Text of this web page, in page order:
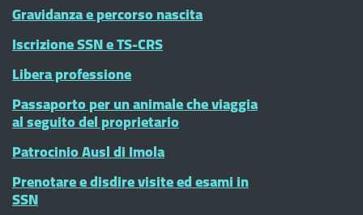
Gravidanza e percorso nascita
Iscrizione SSN e TS-CRS
Libera professione
Passaporto per un animale che viaggia
al seguito del proprietario
Patrocinio Ausl di Imola
Prenotare e disdire visite ed esami in
SSN